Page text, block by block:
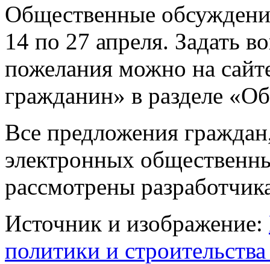
Общественные
14 по 27 апреля. Задать
пожелания можно на
гражданин» в разделе
Все предложения
электронных
рассмотрены
Источник и изображение:
политики и